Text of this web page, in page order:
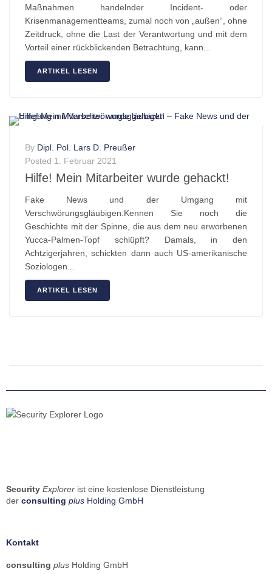
Maßnahmen handelnder Incident- oder
Krisenmanagementteams, zumal noch von „außen“, ohne
Zeitdruck, ohne die Last der Verantwortung und mit dem
Vorteil einer rückblickenden Betrachtung, kann...
ARTIKEL LESEN
By Dipl. Pol. Lars D. Preußer
Posted 1. Februar 2021
Hilfe! Mein Mitarbeiter wurde gehackt!
Fake News und der Umgang mit
Verschwörungsgläubigen.Kennen Sie noch die
Geschichte mit der Spinne, die aus dem neu erworbenen
Yucca-Palmen-Topf schlüpft? Damals, in den
Achtzigerjahren, schickten dann auch US-amerikanische
Soziologen...
ARTIKEL LESEN
Security Explorer ist eine kostenlose Dienstleistung
der consulting plus Holding GmbH
Kontakt
consulting plus Holding GmbH